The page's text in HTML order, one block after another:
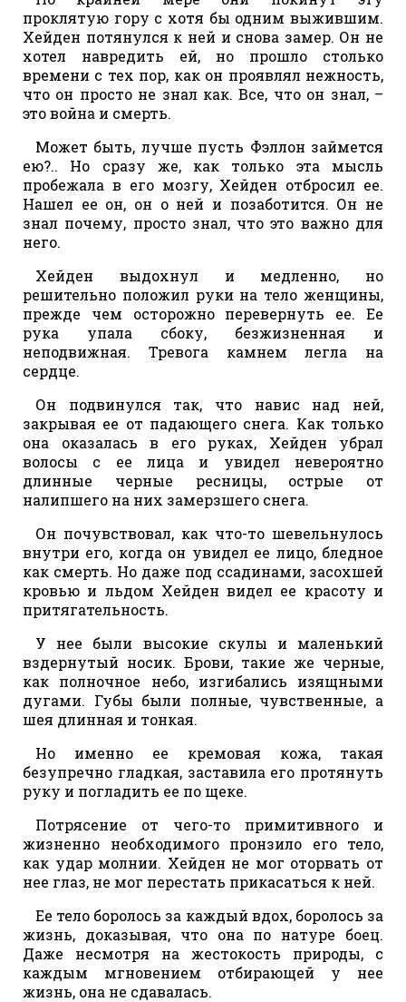
проклятую гору с хотя бы одним выжившим.
Хейден потянулся к ней и снова замер. Он не
хотел навредить ей, но прошло столько
времени с тех пор, как он проявлял нежность,
что он просто не знал как. Все, что он знал, –
это война и смерть.
Может быть, лучше пусть Фэллон займется
ею?.. Но сразу же, как только эта мысль
пробежала в его мозгу, Хейден отбросил ее.
Нашел ее он, он о ней и позаботится. Он не
знал почему, просто знал, что это важно для
него.
Хейден выдохнул и медленно, но
решительно положил руки на тело женщины,
прежде чем осторожно перевернуть ее. Ее
рука упала сбоку, безжизненная и
неподвижная. Тревога камнем легла на
сердце.
Он подвинулся так, что навис над ней,
закрывая ее от падающего снега. Как только
она оказалась в его руках, Хейден убрал
волосы с ее лица и увидел невероятно
длинные черные ресницы, острые от
налипшего на них замерзшего снега.
Он почувствовал, как что-то шевельнулось
внутри его, когда он увидел ее лицо, бледное
как смерть. Но даже под ссадинами, засохшей
кровью и льдом Хейден видел ее красоту и
притягательность.
У нее были высокие скулы и маленький
вздернутый носик. Брови, такие же черные,
как полночное небо, изгибались изящными
дугами. Губы были полные, чувственные, а
шея длинная и тонкая.
Но именно ее кремовая кожа, такая
безупречно гладкая, заставила его протянуть
руку и погладить ее по щеке.
Потрясение от чего-то примитивного и
жизненно необходимого пронзило его тело,
как удар молнии. Хейден не мог оторвать от
нее глаз, не мог перестать прикасаться к ней.
Ее тело боролось за каждый вдох, боролось за
жизнь, доказывая, что она по натуре боец.
Даже несмотря на жестокость природы, с
каждым мгновением отбирающей у нее
жизнь, она не сдавалась.